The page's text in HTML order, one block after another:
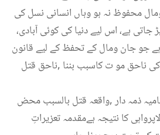
محفوظ نہ ہو وہاں انسانی نسل کی
ہے، اس لیے دنیا کی کوئی آبادی،
جو جان ومال کے تحفظ کے لیے قانون
ناحق مو ت کاسبب بننا ,ناحق قتل
ذمہ دار ,واقعہ قتل بالسبب محض
کا نتیجہ ہےمقدمہ تعزیراتِ